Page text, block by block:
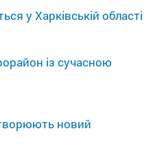
у Харківській області
із сучасною
новий